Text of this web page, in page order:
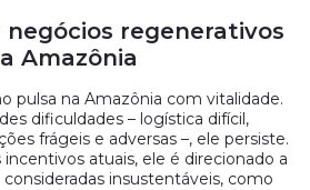
negócios regenerativos
Amazônia
pulsa na Amazônia com vitalidade.
dificuldades – logística difícil,
frágeis e adversas –, ele persiste.
atuais, ele é direcionado a
insustentáveis, como